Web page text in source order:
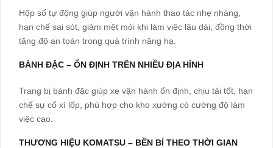
Hộp số tự động giúp người vận hành thao tác nhẹ nhàng,
hạn chế sai sót, giảm mệt mỏi khi làm việc lâu dài, đồng thời
tăng độ an toàn trong quá trình nâng hạ.
BÁNH ĐẶC – ỔN ĐỊNH TRÊN NHIỀU ĐỊA HÌNH
Trang bị bánh đặc giúp xe vận hành ổn định, chịu tải tốt, hạn
chế sự cố xì lốp, phù hợp cho kho xưởng có cường độ làm
việc cao.
THƯƠNG HIỆU KOMATSU – BỀN BỈ THEO THỜI GIAN